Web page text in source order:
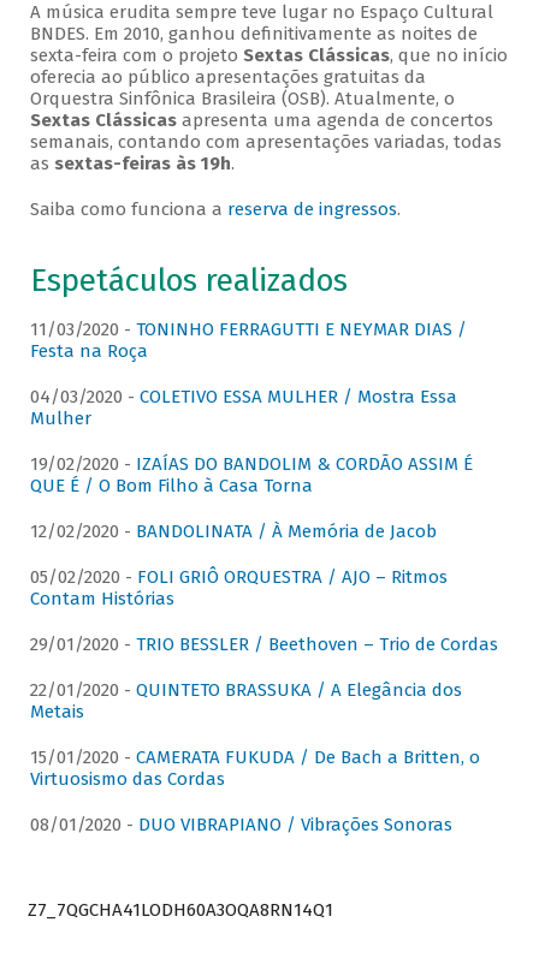
A música erudita sempre teve lugar no Espaço Cultural
BNDES. Em 2010, ganhou definitivamente as noites de
sexta-feira com o projeto Sextas Clássicas, que no início
oferecia ao público apresentações gratuitas da
Orquestra Sinfônica Brasileira (OSB). Atualmente, o
Sextas Clássicasapresenta uma agenda de concertos
semanais, contando com apresentações variadas, todas
as sextas-feiras às 19h.
Saiba como funciona a reserva de ingressos.
Espetáculos realizados
11/03/2020 - TONINHO FERRAGUTTI E NEYMAR DIAS /
Festa na Roça
04/03/2020 - COLETIVO ESSA MULHER / Mostra Essa
Mulher
19/02/2020 - IZAÍAS DO BANDOLIM & CORDÃO ASSIM É
QUE É / O Bom Filho à Casa Torna
12/02/2020 - BANDOLINATA / À Memória de Jacob
05/02/2020 - FOLI GRIÔ ORQUESTRA / AJO – Ritmos
Contam Histórias
29/01/2020 - TRIO BESSLER / Beethoven – Trio de Cordas
22/01/2020 - QUINTETO BRASSUKA / A Elegância dos
Metais
15/01/2020 - CAMERATA FUKUDA / De Bach a Britten, o
Virtuosismo das Cordas
08/01/2020 - DUO VIBRAPIANO / Vibrações Sonoras
Z7_7QGCHA41LODH60A3OQA8RN14Q1